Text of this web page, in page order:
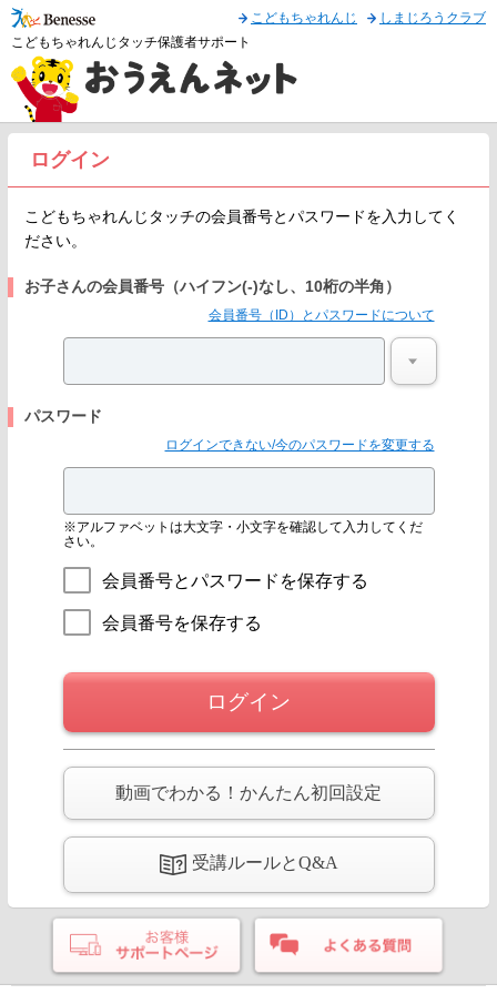
こどもちゃれんじタッチ保護者サポート
こどもちゃれんじ しまじろうクラブ
ログイン
こどもちゃれんじタッチ​の会員番号とパスワードを入力してく
ださい。
お子さんの会員番号（ハイフン(-)なし、10桁の半角）
会員番号（ID）とパスワードについて
パスワード
ログインできない/今のパスワードを変更する
※アルファベットは大文字・小文字を確認して入力してくだ
さい。
会員番号とパスワードを保存する
会員番号を保存する
ログイン
動画でわかる！かんたん初回設定
受講ルールとQ&A